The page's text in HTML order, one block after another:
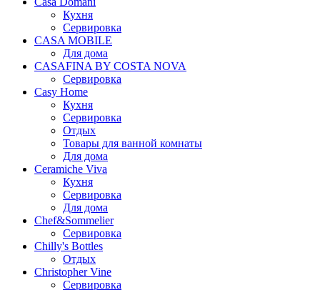
Кухня
Сервировка
CASA MOBILE
Для дома
CASAFINA BY COSTA NOVA
Сервировка
Casy Home
Кухня
Сервировка
Отдых
Товары для ванной комнаты
Для дома
Ceramiche Viva
Кухня
Сервировка
Для дома
Chef&Sommelier
Сервировка
Chilly's Bottles
Отдых
Christopher Vine
Сервировка